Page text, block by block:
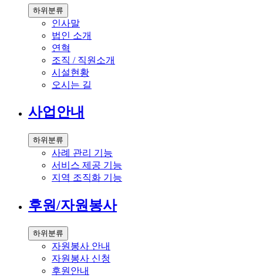
하위분류
인사말
법인 소개
연혁
조직 / 직원소개
시설현황
오시는 길
사업안내
하위분류
사례 관리 기능
서비스 제공 기능
지역 조직화 기능
후원/자원봉사
하위분류
자원봉사 안내
자원봉사 신청
후원안내